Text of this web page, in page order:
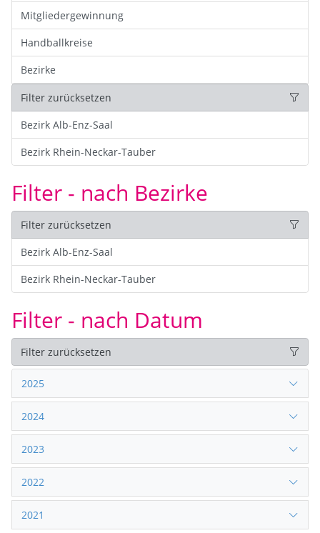
Mitgliedergewinnung
Handballkreise
Bezirke
Filter zurücksetzen
Bezirk Alb-Enz-Saal
Bezirk Rhein-Neckar-Tauber
Filter - nach Bezirke
Filter zurücksetzen
Bezirk Alb-Enz-Saal
Bezirk Rhein-Neckar-Tauber
Filter - nach Datum
Filter zurücksetzen
2025
2024
2023
2022
2021